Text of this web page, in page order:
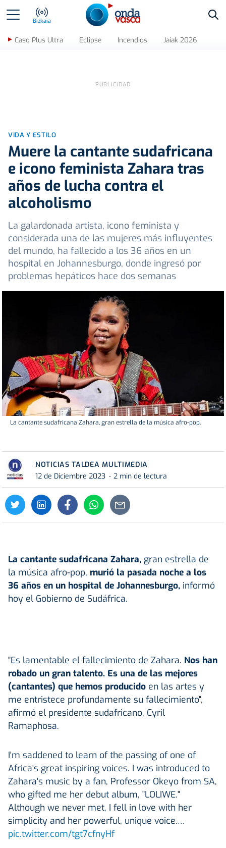
Bizkaia
Caso Plus Ultra Eclipse Incendios Jaiak 2026
VIDA Y ESTILO
Muere la cantante sudafricana
e icono feminista Zahara tras
años de lucha contra el
alcoholismo
La galardonada artista, icono feminista y
considerada una de las mujeres más influyentes
del mundo, ha fallecido a los 36 años en un
hospital en Johannesburgo, donde ingresó por
problemas hepáticos hace dos semanas
La cantante sudafricana Zahara, gran estrella de la música afro-pop.
NOTICIAS TALDEA MULTIMEDIA
12 de Diciembre 2023
2 min de lectura
La cantante sudafricana Zahara, gran estrella de
la música afro-pop, murió la pasada noche a los
36 años en un hospital de Johannesburgo, informó
hoy el Gobierno de Sudáfrica.
"Es lamentable el fallecimiento de Zahara. Nos han
robado un gran talento. Es una de las mejores
(cantantes) que hemos producido en las artes y
me entristece profundamente su fallecimiento",
afirmó el presidente sudafricano, Cyril
Ramaphosa.
I'm saddened to learn of the passing of one of
Africa's great inspiring voices. I was introduced to
Zahara's music by a fan, Professor Okeyo from SA,
who gifted me her debut album, "LOLIWE."
Although we never met, I fell in love with her
simplicity and her powerful, unique voice.…
pic.twitter.com/tgt7cfnyHf